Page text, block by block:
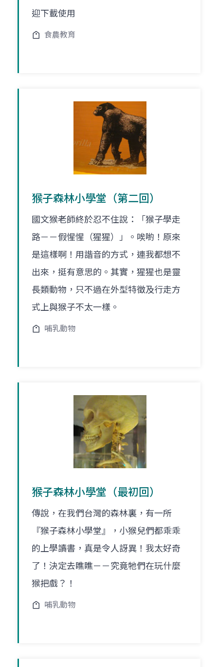
迎下載使用
食農教育
猴子森林小學堂（第二回）
國文猴老師終於忍不住說：「猴子學走
路－－假惺惺（猩猩）」。唉喲！原來
是這樣啊！用諧音的方式，連我都想不
出來，挺有意思的。其實，猩猩也是靈
長類動物，只不過在外型特徵及行走方
式上與猴子不太一樣。
哺乳動物
猴子森林小學堂（最初回）
傳說，在我們台灣的森林裏，有一所
『猴子森林小學堂』，小猴兒們都乖乖
的上學讀書，真是令人訝異！我太好奇
了！決定去瞧瞧－－究竟牠們在玩什麼
猴把戲？！
哺乳動物